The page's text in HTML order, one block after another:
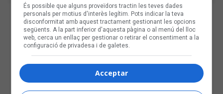
És possible que alguns proveïdors tractin les teves dades
personals per motius d'interès legítim. Pots indicar la teva
disconformitat amb aquest tractament gestionant les opcions
següents. A la part inferior d'aquesta pàgina o al menú del lloc
web, cerca un enllaç per gestionar o retirar el consentiment a la
configuració de privadesa i de galetes.
Acceptar